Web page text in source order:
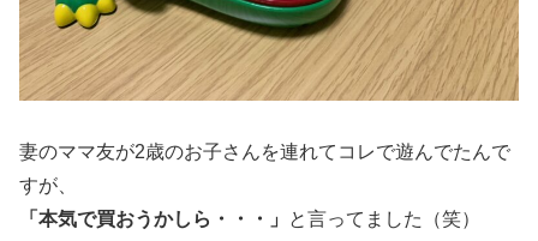
妻のママ友が2歳のお子さんを連れてコレで遊んでたんで
すが、
「本気で買おうかしら・・・」
と言ってました（笑）